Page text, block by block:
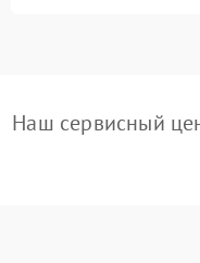
Наш сервисный